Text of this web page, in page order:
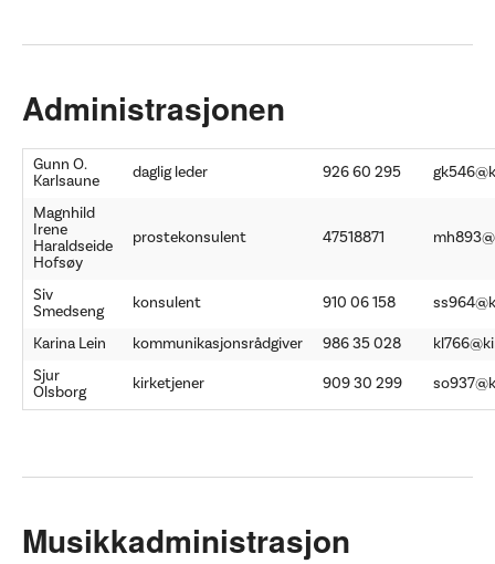
Administrasjonen
Gunn O.
Karlsaune
daglig leder 926 60 295
Magnhild
Irene
Haraldseide
Hofsøy
prostekonsulent 47518871
Siv
Smedseng
konsulent 910 06 158
Karina Lein kommunikasjonsrådgiver 986 35 028
Sjur
Olsborg
kirketjener 909 30 299
Musikkadministrasjon